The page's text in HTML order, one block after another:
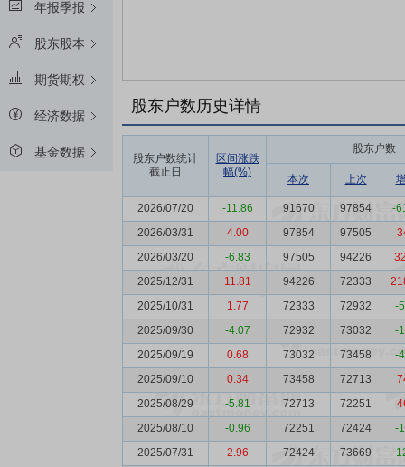
年报季报
股东股本
期货期权
经济数据
基金数据
股东户数历史详情
股东户数统计
截止日
区间涨跌
幅(%)
股东户数
本次 上次
2026/07/20 -11.86 91670 97854
-
2026/03/31
4.00 97854 97505
2026/03/20
-6.83 97505 94226
2025/12/31
11.81 94226 72333
2025/10/31
1.77 72333 72932
-
2025/09/30
-4.07 72932 73032
-
2025/09/19
0.68 73032 73458
-
2025/09/10
0.34 73458 72713
2025/08/29
-5.81 72713 72251
2025/08/10
-0.96 72251 72424
-
2025/07/31
2.96 72424 73669
-